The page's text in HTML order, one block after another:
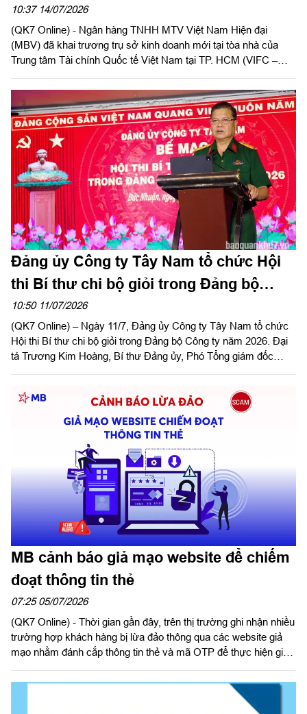
phía Nam của Ngân hàng MBV
10:37 14/07/2026
(QK7 Online) - Ngân hàng TNHH MTV Việt Nam Hiện đại
(MBV) đã khai trương trụ sở kinh doanh mới tại tòa nhà của
Trung tâm Tài chính Quốc tế Việt Nam tại TP. HCM (VIFC –
chính thức từ MBV khi hiện diện tại đại lộ Nguyễn Huệ, mở đầu
cho bước đồng hành cùng hạ tầng tài chính mới của Thành
phố. Đây cũng là công trình ý nghĩa chào mừng kỷ niệm 50
năm Thành phố vinh dự mang tên Chủ tịch Hồ Chí Minh và
hướng tới cột mốc 30 năm Ngân hàng Thương mại cổ phần
Quân đội (MB) có mặt tại khu vực phía Nam.
Đảng ủy Công ty Tây Nam tổ chức Hội
thi Bí thư chi bộ giỏi trong Đảng bộ
Công ty năm 2026
10:50 11/07/2026
(QK7 Online) – Ngày 11/7, Đảng ủy Công ty Tây Nam tổ chức
Hội thi Bí thư chi bộ giỏi trong Đảng bộ Công ty năm 2026. Đại
tá Trương Kim Hoàng, Bí thư Đảng ủy, Phó Tổng giám đốc
MB cảnh báo giả mạo website để chiếm
đoạt thông tin thẻ
07:25 05/07/2026
(QK7 Online) - Thời gian gần đây, trên thị trường ghi nhận nhiều
trường hợp khách hàng bị lừa đảo thông qua các website giả
mạo nhằm đánh cắp thông tin thẻ và mã OTP để thực hiện giao
giao diện tương tự website của doanh nghiệp, thương hiệu uy
tín hoặc cơ quan nhà nước để tạo lòng tin với khách hàng.